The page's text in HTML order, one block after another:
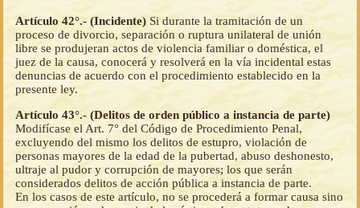
Artículo 42°.- (Incidente) Si durante la tramitación de un
proceso de divorcio, separación o ruptura unilateral de unión
libre se produjeran actos de violencia familiar o doméstica, el
juez de la causa, conocerá y resolverá en la vía incidental estas
denuncias de acuerdo con el procedimiento establecido en la
presente ley.
Artículo 43°.- (Delitos de orden público a instancia de parte)
Modifícase el Art. 7° del Código de Procedimiento Penal,
excluyendo del mismo los delitos de estupro, violación de
personas mayores de la edad de la pubertad, abuso deshonesto,
ultraje al pudor y corrupción de mayores; los que serán
considerados delitos de acción pública a instancia de parte.
En los casos de este artículo, no se procederá a formar causa sino